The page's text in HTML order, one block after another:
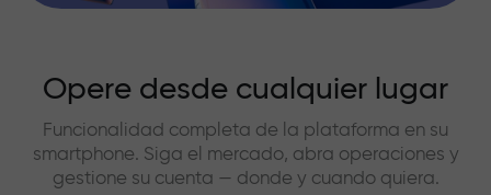
Opere desde cualquier lugar
Funcionalidad completa de la plataforma en su
smartphone. Siga el mercado, abra operaciones y
gestione su cuenta — donde y cuando quiera.